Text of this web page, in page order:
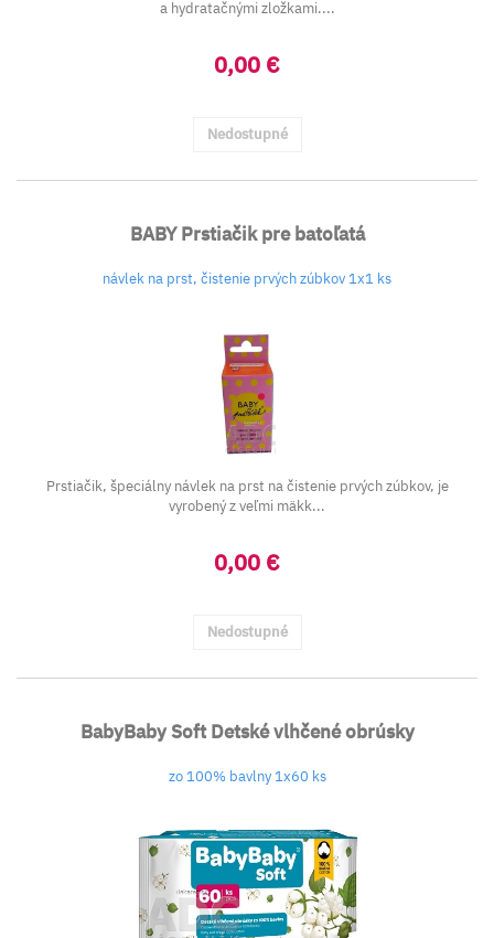
a hydratačnými zložkami....
0,00 €
Nedostupné
BABY Prstiačik pre batoľatá
návlek na prst, čistenie prvých zúbkov 1x1 ks
Prstiačik, špeciálny návlek na prst na čistenie prvých zúbkov, je
vyrobený z veľmi mäkk...
0,00 €
Nedostupné
BabyBaby Soft Detské vlhčené obrúsky
zo 100% bavlny 1x60 ks